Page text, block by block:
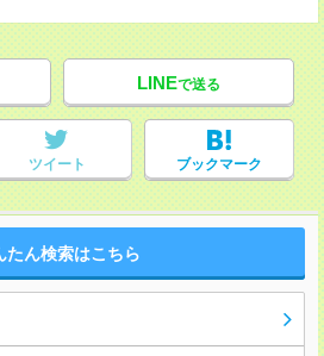
LINEで送る
ツイート ブックマーク
たん検索はこちら